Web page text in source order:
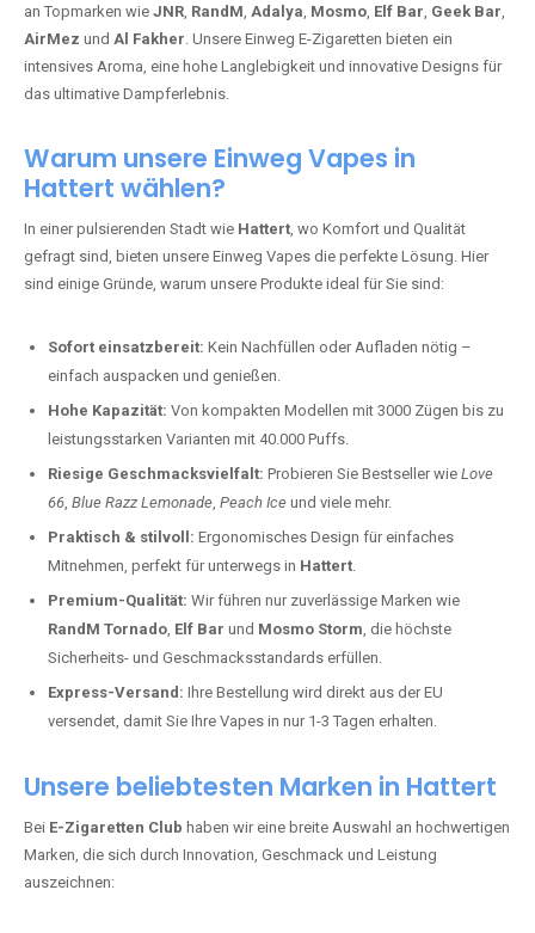
an Topmarken wie JNR, RandM, Adalya, Mosmo, Elf Bar, Geek Bar,
AirMez und Al Fakher. Unsere Einweg E-Zigaretten bieten ein
intensives Aroma, eine hohe Langlebigkeit und innovative Designs für
das ultimative Dampferlebnis.
Warum unsere Einweg Vapes in
Hattert wählen?
In einer pulsierenden Stadt wie Hattert, wo Komfort und Qualität
gefragt sind, bieten unsere Einweg Vapes die perfekte Lösung. Hier
sind einige Gründe, warum unsere Produkte ideal für Sie sind:
Sofort einsatzbereit: Kein Nachfüllen oder Aufladen nötig –
einfach auspacken und genießen.
Hohe Kapazität: Von kompakten Modellen mit 3000 Zügen bis zu
leistungsstarken Varianten mit 40.000 Puffs.
Riesige Geschmacksvielfalt: Probieren Sie Bestseller wie Love
66, Blue Razz Lemonade, Peach Ice und viele mehr.
Praktisch & stilvoll: Ergonomisches Design für einfaches
Mitnehmen, perfekt für unterwegs in Hattert.
Premium-Qualität: Wir führen nur zuverlässige Marken wie
RandM Tornado, Elf Bar und Mosmo Storm, die höchste
Sicherheits- und Geschmacksstandards erfüllen.
Express-Versand: Ihre Bestellung wird direkt aus der EU
versendet, damit Sie Ihre Vapes in nur 1-3 Tagen erhalten.
Unsere beliebtesten Marken in Hattert
Bei E-Zigaretten Club haben wir eine breite Auswahl an hochwertigen
Marken, die sich durch Innovation, Geschmack und Leistung
auszeichnen: